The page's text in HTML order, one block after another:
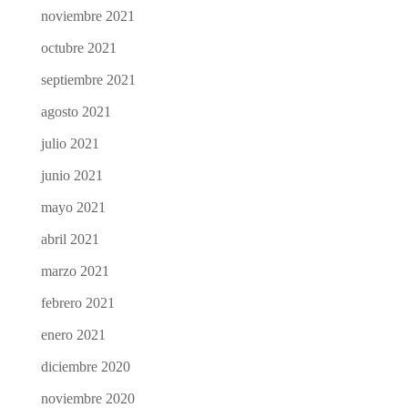
noviembre 2021
octubre 2021
septiembre 2021
agosto 2021
julio 2021
junio 2021
mayo 2021
abril 2021
marzo 2021
febrero 2021
enero 2021
diciembre 2020
noviembre 2020